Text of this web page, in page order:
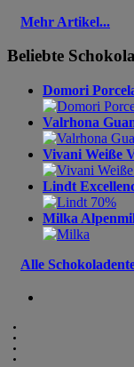
Mehr Artikel...
Beliebte
Domori
Valrhona
Vivani Weiße
Lindt
Milka
Alle